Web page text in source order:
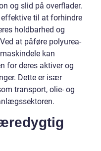
og slid på overflader.
til at forhindre
holdbarhed og
at påføre polyurea-
kan
for deres aktiver og
Dette er især
transport, olie- og